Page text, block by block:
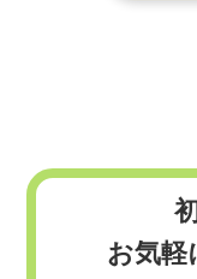
お気軽